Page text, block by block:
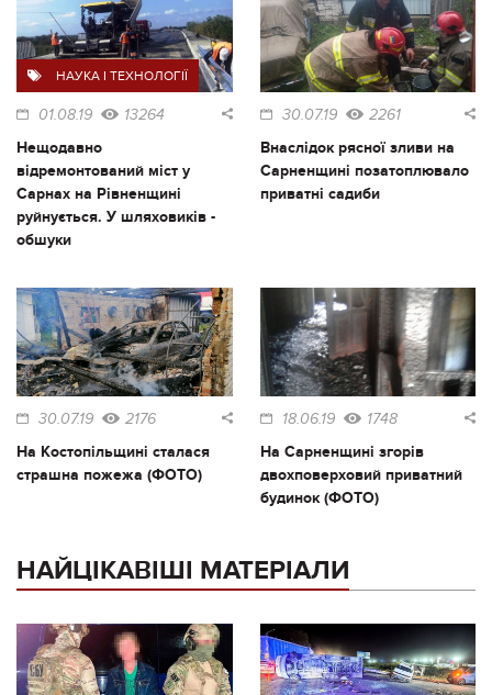
НАУКА І ТЕХНОЛОГІЇ
01.08.19 13264
Нещодавно
відремонтований міст у
Сарнах на Рівненщині
руйнується. У шляховиків -
обшуки
30.07.19 2261
Внаслідок рясної зливи на
Сарненщині позатоплювало
приватні садиби
30.07.19 2176
На Костопільщині сталася
страшна пожежа (ФОТО)
18.06.19 1748
На Сарненщині згорів
двохповерховий приватний
будинок (ФОТО)
НАЙЦІКАВІШІ МАТЕРІАЛИ